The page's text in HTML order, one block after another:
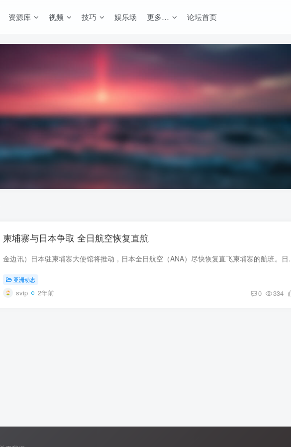
资源库 视频 技巧 娱乐场 更多… 论坛首页
柬埔寨与日本争取 全日航空恢复直航
金边讯）日本驻柬埔寨大使馆将推动，日
亚洲动态
svip 2年前 0 334